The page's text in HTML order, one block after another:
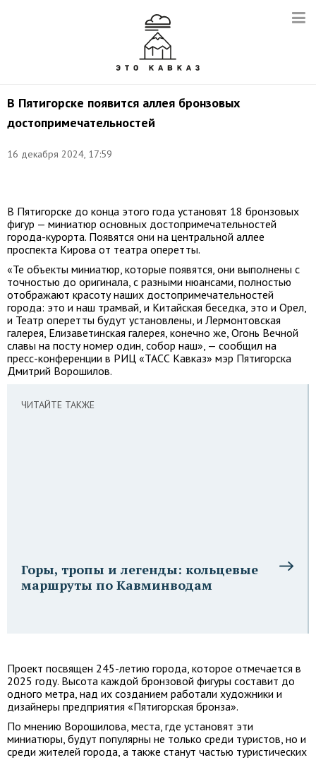
В Пятигорске появится аллея бронзовых
достопримечательностей
16 декабря 2024, 17:59
В Пятигорске до конца этого года установят 18 бронзовых
фигур — миниатюр основных достопримечательностей
города-курорта. Появятся они на центральной аллее
проспекта Кирова от театра оперетты.
«Те объекты миниатюр, которые появятся, они выполнены с
точностью до оригинала, с разными нюансами, полностью
отображают красоту наших достопримечательностей
города: это и наш трамвай, и Китайская беседка, это и Орел,
и Театр оперетты будут установлены, и Лермонтовская
галерея, Елизаветинская галерея, конечно же, Огонь Вечной
славы на посту номер один, собор наш», — сообщил на
пресс-конференции в РИЦ «ТАСС Кавказ» мэр Пятигорска
Дмитрий Ворошилов.
ЧИТАЙТЕ ТАКЖЕ
Горы, тропы и легенды: кольцевые
маршруты по Кавминводам
Проект посвящен 245-летию города, которое отмечается в
2025 году. Высота каждой бронзовой фигуры составит до
одного метра, над их созданием работали художники и
дизайнеры предприятия «Пятигорская бронза».
По мнению Ворошилова, места, где установят эти
миниатюры, будут популярны не только среди туристов, но и
среди жителей города, а также станут частью туристических